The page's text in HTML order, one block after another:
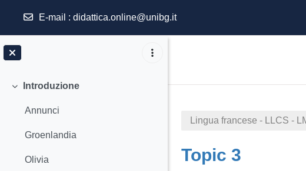
E-mail : didattica.online@unibg.it
Minimizza
Introduzione
Annunci
Groenlandia
Olivia
Lingua francese - LLCS -
Topic 3